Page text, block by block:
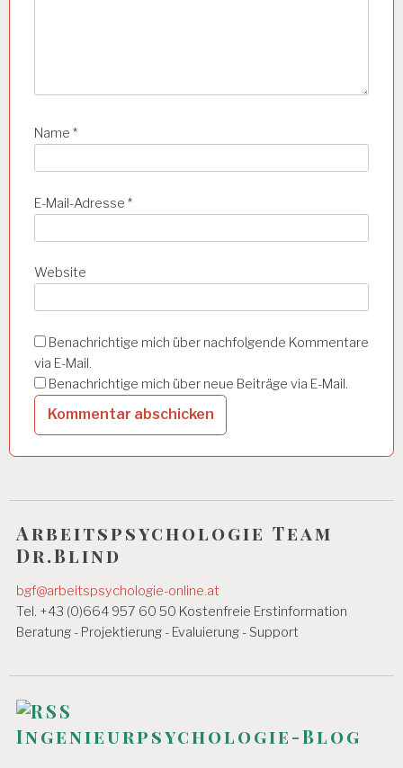
EI
SI
S
P
E
T
O
T
A
R
B
T
S
Z
R
B
T
P
Y
H
Name *
E-Mail-Adresse *
Website
Benachrichtige mich über nachfolgende Kommentare
via E-Mail.
Benachrichtige mich über neue Beiträge via E-Mail.
Arbeitspsychologie Team
Dr.Blind
bgf@arbeitspsychologie-online.at
Tel. +43 (0)664 957 60 50 Kostenfreie Erstinformation
Beratung - Projektierung - Evaluierung - Support
Ingenieurpsychologie-Blog